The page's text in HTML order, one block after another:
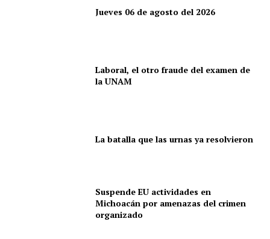
Jueves 06 de agosto del 2026
Laboral, el otro fraude del examen de
la UNAM
La batalla que las urnas ya resolvieron
Suspende EU actividades en
Michoacán por amenazas del crimen
organizado